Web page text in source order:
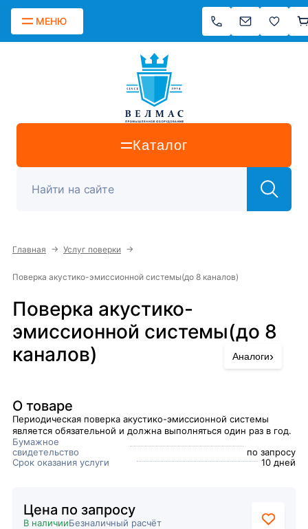
МЕНЮ
Каталог
Главная → Услуг поверки →
Поверка акустико-эмиссионной системы(до 8 каналов)
Поверка акустико-
эмиссионной системы(до 8
каналов)
Аналоги›
О товаре
Периодическая поверка акустико-эмиссионной системы
является обязательной и должна выполняться один раз в год.
Бумажное
свидетельство
по запросу
Срок оказания услуги
10 дней
Цена по запросу
В наличииБезналичный расчёт